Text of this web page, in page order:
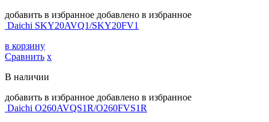
добавить в избранное добавлено в избранное
Daichi SKY20AVQ1/SKY20FV1
в корзину
Сравнить х
В наличии
добавить в избранное добавлено в избранное
Daichi O260AVQS1R/O260FVS1R